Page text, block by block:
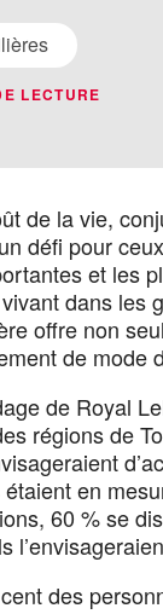
LECTURE
de la vie,
défi pour
et les
vivant dans
offre non
de mode
de Royal
régions de
étaient en
60 % se
des